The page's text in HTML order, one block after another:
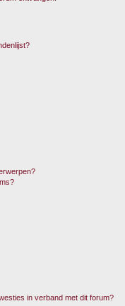
in verband met dit forum?